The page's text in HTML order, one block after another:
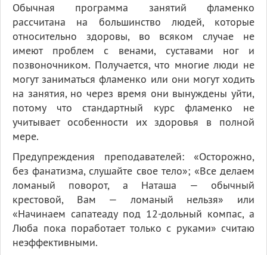
Обычная программа занятий фламенко
рассчитана на большинство людей, которые
относительно здоровы, во всяком случае не
имеют проблем с венами, суставами ног и
позвоночником. Получается, что многие люди не
могут заниматься фламенко или они могут ходить
на занятия, но через время они вынуждены уйти,
потому что стандартный курс фламенко не
учитывает особенности их здоровья в полной
мере.
Предупреждения преподавателей: «Осторожно,
без фанатизма, слушайте свое тело»; «Все делаем
ломаный поворот, а Наташа — обычный
крестовой, Вам — ломаный нельзя» или
«Начинаем сапатеаду под 12-дольный компас, а
Люба пока поработает только с руками» считаю
неэффективными.